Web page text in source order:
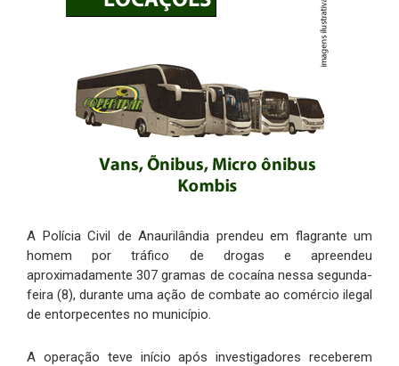
A Polícia Civil de Anaurilândia prendeu em flagrante um
homem por tráfico de drogas e apreendeu
aproximadamente 307 gramas de cocaína nessa segunda-
feira (8), durante uma ação de combate ao comércio ilegal
de entorpecentes no município.
A operação teve início após investigadores receberem